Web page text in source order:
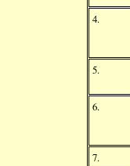
4.
5.
6.
7.